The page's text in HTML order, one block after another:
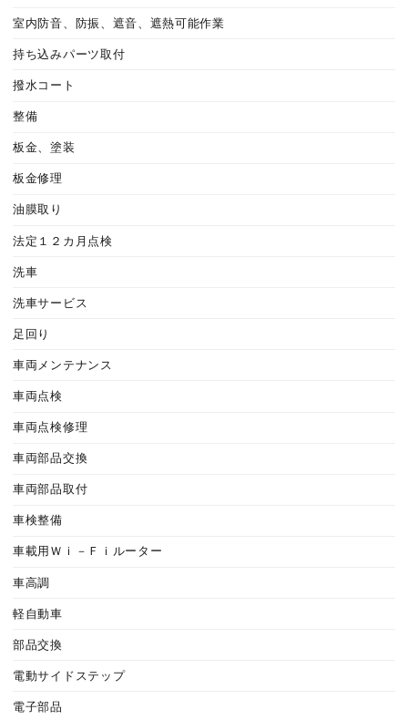
室内防音、防振、遮音、遮熱可能作業
持ち込みパーツ取付
撥水コート
整備
板金、塗装
板金修理
油膜取り
法定１２カ月点検
洗車
洗車サービス
足回り
車両メンテナンス
車両点検
車両点検修理
車両部品交換
車両部品取付
車検整備
車載用Ｗｉ－Ｆｉルーター
車高調
軽自動車
部品交換
電動サイドステップ
電子部品